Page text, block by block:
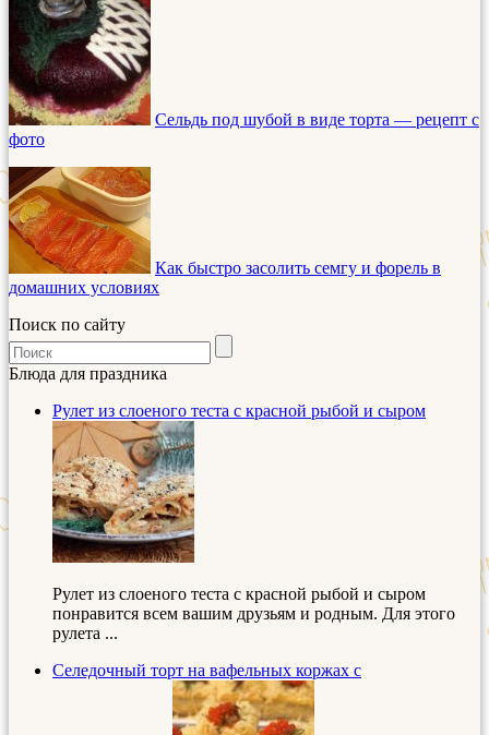
Сельдь под шубой в виде торта — рецепт с
фото
Как быстро засолить семгу и форель в
домашних условиях
Поиск по сайту
Блюда для праздника
Рулет из слоеного теста с красной рыбой и сыром
Рулет из слоеного теста с красной рыбой и сыром
понравится всем вашим друзьям и родным. Для этого
рулета ...
Селедочный торт на вафельных коржах с